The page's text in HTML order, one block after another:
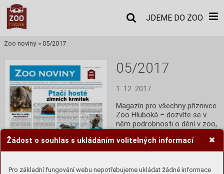
Žádost o souhlas s ukládáním volitelných informací
Pro základní fungování webu nepotřebujeme ukládat žádné informace
JDEME DO ZOO
Zoo noviny » 05/2017
05/2017
1. 12. 2017
Magazín pro všechny příznivce
Zoo Hluboká – dozvíte se v
něm podrobnosti o dění v zoo,
zvířatech i ochraně přírody.
Číst